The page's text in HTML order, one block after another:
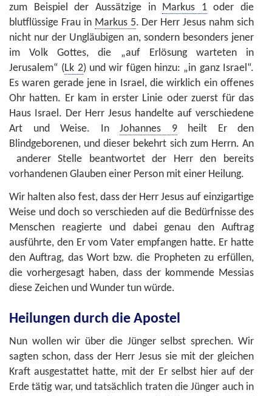
zum Beispiel der Aussätzige in Markus 1oder die
blutflüssige Frau in Markus 5. Der Herr Jesus nahm sich
nicht nur der Ungläubigen an, sondern besonders jener
im Volk Gottes, die „auf Erlösung warteten in
Jerusalem“ (Lk 2) und wir fügen hinzu: „in ganz Israel“.
Es waren gerade jene in Israel, die wirklich ein offenes
Ohr hatten. Er kam in erster Linie oder zuerst für das
Haus Israel. Der Herr Jesus handelte auf verschiedene
Art und Weise. In Johannes 9heilt Er den
Blindgeborenen, und dieser bekehrt sich zum Herrn. An
anderer Stelle beantwortet der Herr den bereits
vorhandenen Glauben einer Person mit einer Heilung.
Wir halten also fest, dass der Herr Jesus auf einzigartige
Weise und doch so verschieden auf die Bedürfnisse des
Menschen reagierte und dabei genau den Auftrag
ausführte, den Er vom Vater empfangen hatte. Er hatte
den Auftrag, das Wort bzw. die Propheten zu erfüllen,
die vorhergesagt haben, dass der kommende Messias
diese Zeichen und Wunder tun würde.
Heilungen durch die Apostel
Nun wollen wir über die Jünger selbst sprechen. Wir
sagten schon, dass der Herr Jesus sie mit der gleichen
Kraft ausgestattet hatte, mit der Er selbst hier auf der
Erde tätig war, und tatsächlich traten die Jünger auch in